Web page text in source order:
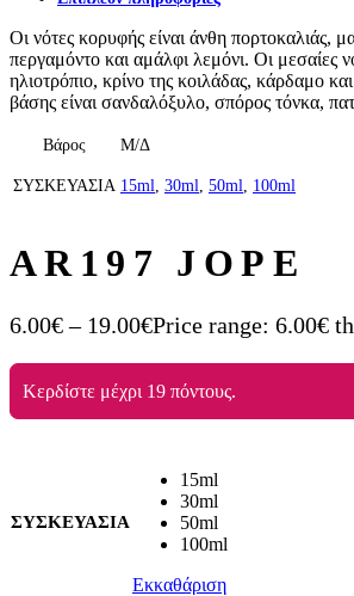
Οι νότες κορυφής είναι άνθη πορτοκαλιάς,
περγαμόντο και αμάλφι λεμόνι. Οι μεσαίες
ηλιοτρόπιο, κρίνο της κοιλάδας, κάρδαμο
βάσης είναι σανδαλόξυλο, σπόρος τόνκα,
Βάρος Μ/Δ
ΣΥΣΚΕΥΑΣΙΑ 15ml, 30ml, 50ml, 100ml
AR197 JOPE
6.00€ – 19.00€Price range: 6.00€
Κερδίστε μέχρι 19 πόντους.
ΣΥΣΚΕΥΑΣΙΑ
15ml
30ml
50ml
100ml
Εκκαθάριση